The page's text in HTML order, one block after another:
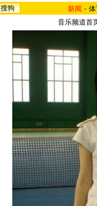
搜狗 新闻 -
音乐频道首